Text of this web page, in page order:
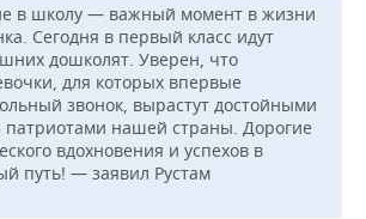
в школу — важный момент в жизни
Сегодня в первый класс идут
дошколят. Уверен, что
для которых впервые
звонок, вырастут достойными
нашей страны. Дорогие
вдохновения и успехов в
путь! — заявил Рустам